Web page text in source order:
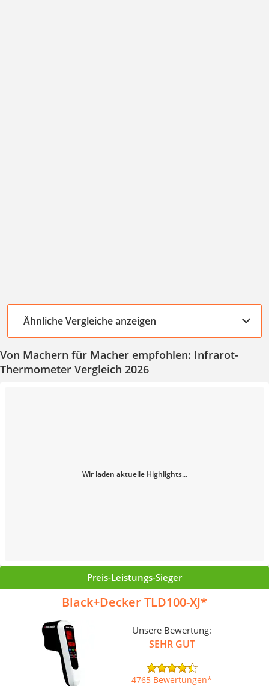
Ähnliche Vergleiche anzeigen
Von Machern für Macher empfohlen: Infrarot-
Thermometer Vergleich 2026
Wir laden aktuelle Highlights...
Preis-Leistungs-Sieger
Black+Decker TLD100-XJ
Unsere Bewertung:
SEHR GUT
4765 Bewertungen